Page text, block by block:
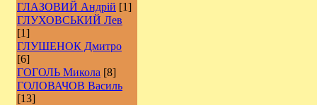
ГЛАЗОВИЙ Андрій [1]
ГЛУХОВСЬКИЙ Лев
[1]
ГЛУШЕНОК Дмитро
[6]
ГОГОЛЬ Микола [8]
ГОЛОВАЧОВ Василь
[13]